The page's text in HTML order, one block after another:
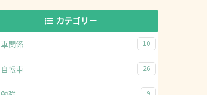
カテゴリー
車関係 10
自転車 26